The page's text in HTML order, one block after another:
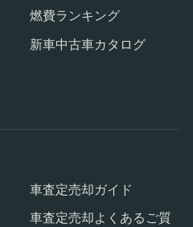
燃費ランキング
新車中古車カタログ
車査定売却ガイド
車査定売却よくあるご質